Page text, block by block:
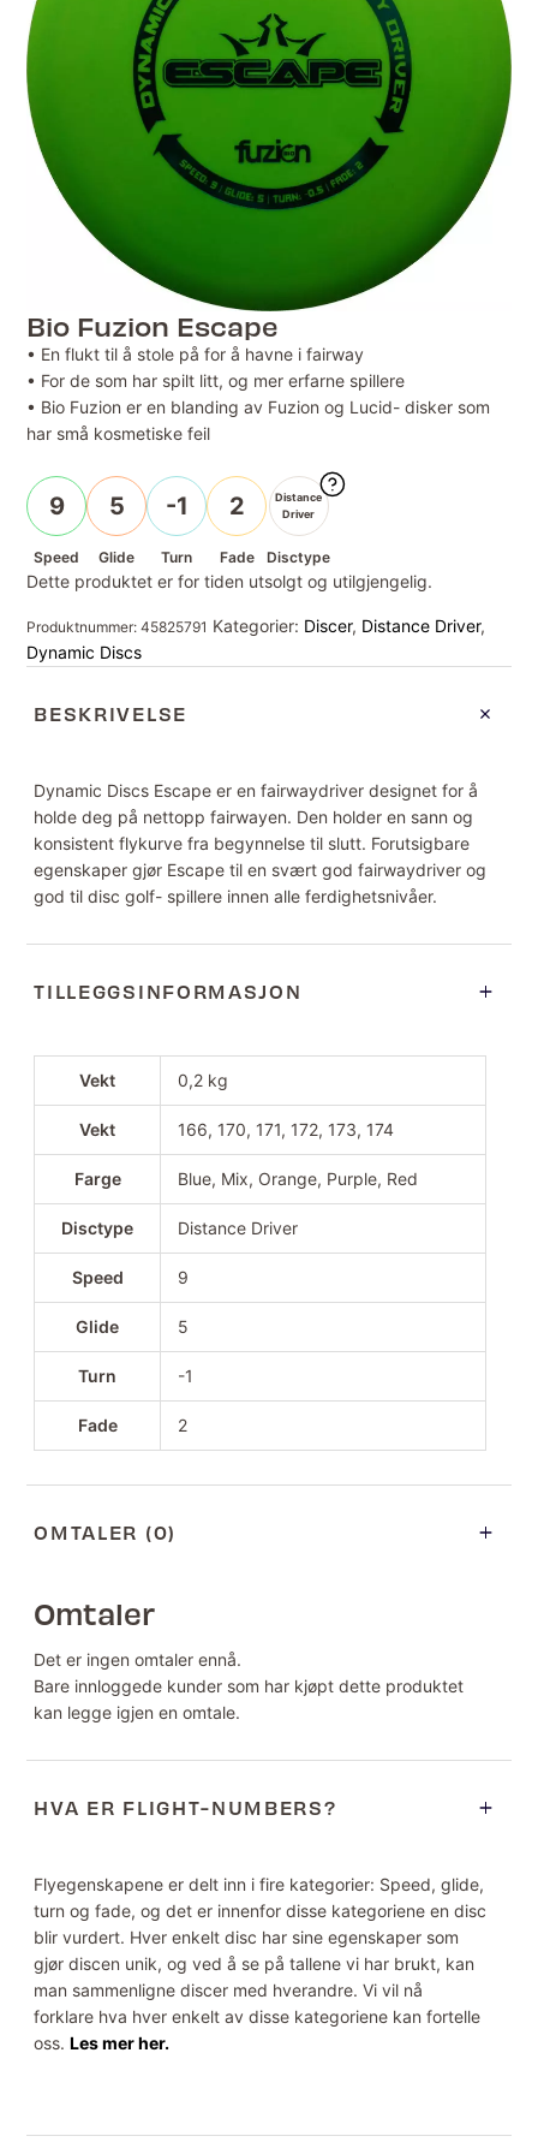
Bio Fuzion Escape
• En flukt til å stole på for å havne i fairway
• For de som har spilt litt, og mer erfarne spillere
• Bio Fuzion er en blanding av Fuzion og Lucid- disker som
har små kosmetiske feil
9
Speed
5
Glide
-1
Turn
2
Fade
Distance
Driver
Disctype
Dette produktet er for tiden utsolgt og utilgjengelig.
Produktnummer:45825791 Kategorier: Discer, Distance Driver,
Dynamic Discs
BESKRIVELSE
Dynamic Discs Escape er en fairwaydriver designet for å
holde deg på nettopp fairwayen. Den holder en sann og
konsistent flykurve fra begynnelse til slutt. Forutsigbare
egenskaper gjør Escape til en svært god fairwaydriver og
god til disc golf- spillere innen alle ferdighetsnivåer.
TILLEGGSINFORMASJON
Vekt 0,2 kg
Vekt 166, 170, 171, 172, 173, 174
Farge Blue, Mix, Orange, Purple, Red
Disctype Distance Driver
Speed 9
Glide 5
Turn -1
Fade 2
OMTALER (0)
Omtaler
Det er ingen omtaler ennå.
Bare innloggede kunder som har kjøpt dette produktet
kan legge igjen en omtale.
HVA ER FLIGHT-NUMBERS?
Flyegenskapene er delt inn i fire kategorier: Speed, glide,
turn og fade, og det er innenfor disse kategoriene en disc
blir vurdert. Hver enkelt disc har sine egenskaper som
gjør discen unik, og ved å se på tallene vi har brukt, kan
man sammenligne discer med hverandre. Vi vil nå
forklare hva hver enkelt av disse kategoriene kan fortelle
oss.Les mer her.